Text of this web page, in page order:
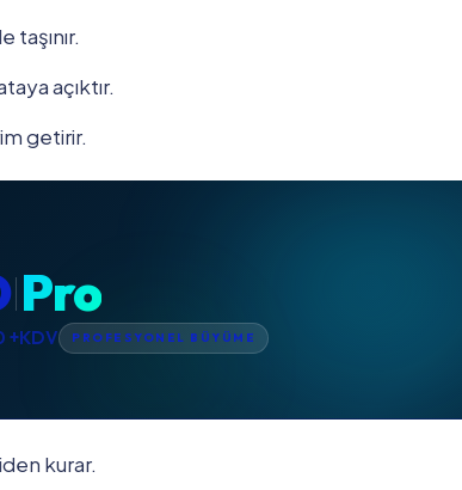
taşınır.
açıktır.
getirir.
Pro
+KDV PROFESYONEL BÜYÜME
kurar.